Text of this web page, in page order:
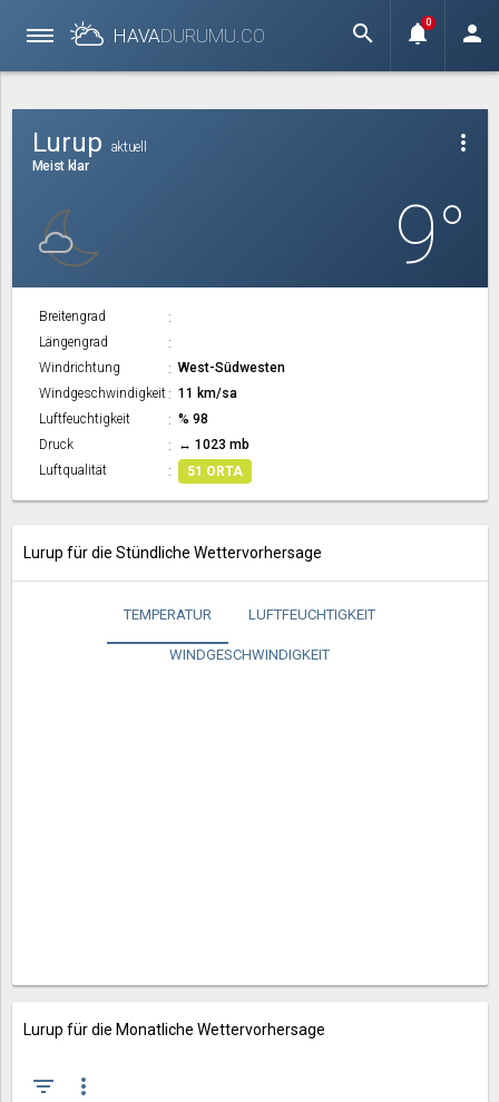
HAVADURUMU.CO search notifications
0 person
more_vert
Lurup
aktuell
Meist klar
9°
Breitengrad
Längengrad
Windrichtung
West-Südwesten
Windgeschwindigkeit
11 km/sa
Luftfeuchtigkeit
% 98
Druck
↔ 1023 mb
Luftqualität
51 ORTA
Lurup für die Stündliche Wettervorhersage
TEMPERATUR LUFTFEUCHTIGKEIT
WINDGESCHWINDIGKEIT
Lurup für die Monatliche Wettervorhersage
filter_list more_vert